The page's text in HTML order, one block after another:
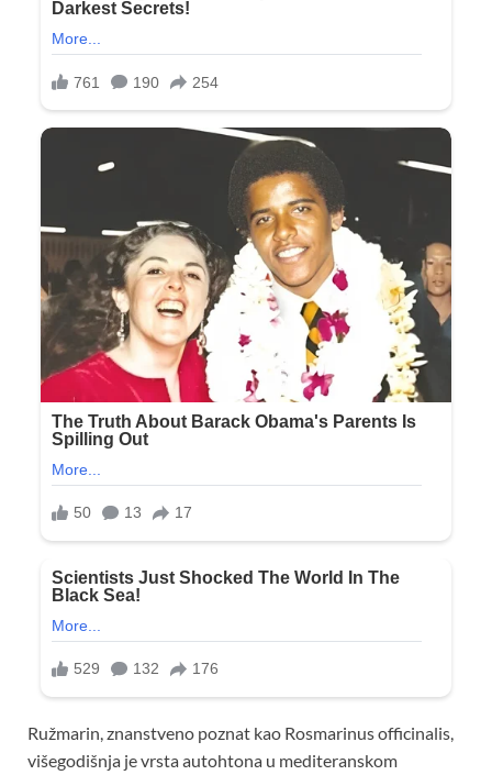
Ružmarin, znanstveno poznat kao Rosmarinus officinalis,
višegodišnja je vrsta autohtona u mediteranskom